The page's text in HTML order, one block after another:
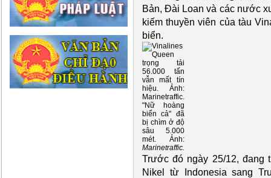
Bản, Đài Loan và các nước
kiếm thuyền viên của tàu
biển.
"Nữ hoàng
biển cả" đã
bị chìm ở độ
sâu 5.000
mét. Ảnh:
Marinetraffic.
Trước đó ngày 25/12, đang
Nikel từ Indonesia sang